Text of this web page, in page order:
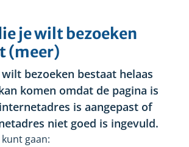
je wilt bezoeken
(meer)
bezoeken bestaat helaas
komen omdat de pagina is
is aangepast of
niet goed is ingevuld.
gaan: